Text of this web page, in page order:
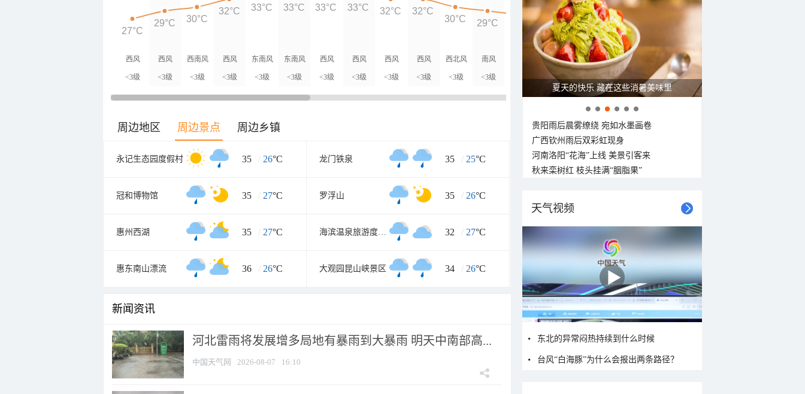
西风
<3级
西风
<3级
西南风
<3级
西风
<3级
东南风
<3级
东南风
<3级
西风
<3级
西风
<3级
西风
<3级
西风
<3级
西北风
<3级
南风
<3级 <3级
南风
<3级
南风
<3级
北风
<3级 <3级
南风
<3级
27°C
29°C 30°C
32°C 33°C 33°C 33°C 33°C 32°C 32°C
30°C 29°C 28°C 27°C 27°C 27°C 27°C
周边地区 周边景点 周边乡镇
永记生态园度假村 35 / 26°C 龙门铁泉 35 / 25°C
冠和博物馆 35 / 27°C 罗浮山 35 / 26°C
惠州西湖 35 / 27°C 海滨温泉旅游度假区 32 / 27°C
惠东南山漂流 36 / 26°C 大观园昆山峡景区 34 / 26°C
新闻资讯
河北雷雨将发展增多局地有暴雨到大暴雨 明天中南部高...
中国天气网 2026-08-07 16:10
广西南宁：盛夏里的“绿野仙踪”
贵阳雨后晨雾缭绕 宛如水墨画卷
广西钦州雨后双彩虹现身
河南洛阳“花海”上线 美景引客来
秋来栾树红 枝头挂满“胭脂果”
天气视频
东北的异常闷热持续到什么时候
台风“白海豚”为什么会报出两条路径？